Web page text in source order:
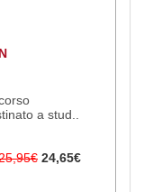
a stud..
24,65€